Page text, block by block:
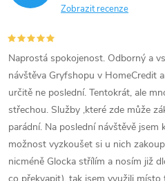
Zobrazit recenze
Naprostá spokojenost. Odborný a
návštěva Gryfshopu v HomeCredit
určitě ne poslední. Tentokrát, ale
střechou. Služby ,které zde může
parádní. Na poslední návštěvě jsem
možnost vyzkoušet si u nich
nicméně Glocka střílím a nosím již
co překvapit), tak jsem využili